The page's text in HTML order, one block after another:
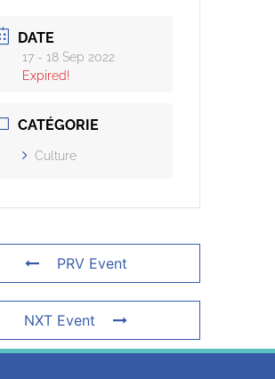
DATE
17 - 18 Sep 2022
Expired!
CATÉGORIE
Culture
PRV Event
NXT Event